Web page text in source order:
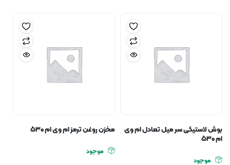
بوش لاستیکی سر میل تعادل ام وی
ام ۵۳۰
موجود
مخزن روغن ترمز ام وی ام ۵۳۰
موجود